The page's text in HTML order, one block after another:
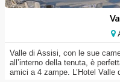
Valle di Assisi, con le sue
all’interno della tenuta, è
amici a 4 zampe. L’Hotel